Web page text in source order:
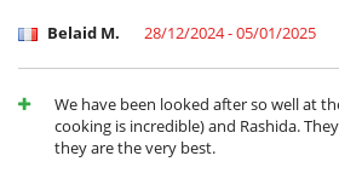
Belaid M. 28/12/2024 - 05/01/2025
We have been looked after so well at
cooking is incredible) and Rashida.
they are the very best.